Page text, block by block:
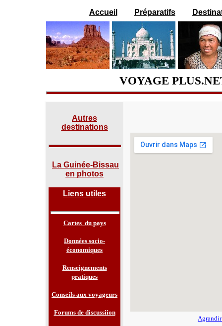
Accueil Préparatifs
VOYAGE
Autres
destinations
La Guinée-Bissau
en photos
Liens utiles
Cartes du pays
Données socio-
économiques
Renseignements
pratiques
Conseils aux voyageurs
Forums de discussiion